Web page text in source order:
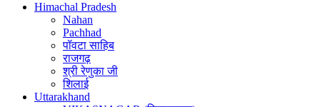
Himachal Pradesh
Nahan
Pachhad
पॉवटा साहिब
राजगढ़
श्री रेणुका जी
शिलाई
Uttarakhand